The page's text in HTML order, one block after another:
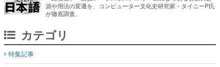
源や用法の変遷を、コンピューター文化史研究家・タイニーP氏
が徹底調査。
カテゴリ
特集記事